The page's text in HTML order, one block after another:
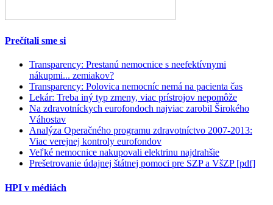
Prečítali sme si
Transparency: Prestanú nemocnice s neefektívnymi
nákupmi... zemiakov?
Transparency: Polovica nemocníc nemá na pacienta čas
Lekár: Treba iný typ zmeny, viac prístrojov nepomôže
Na zdravotníckych eurofondoch najviac zarobil Širokého
Váhostav
Analýza Operačného programu zdravotníctvo 2007-2013:
Viac verejnej kontroly eurofondov
Veľké nemocnice nakupovali elektrinu najdrahšie
Prešetrovanie údajnej štátnej pomoci pre SZP a VšZP [pdf]
HPI v médiách